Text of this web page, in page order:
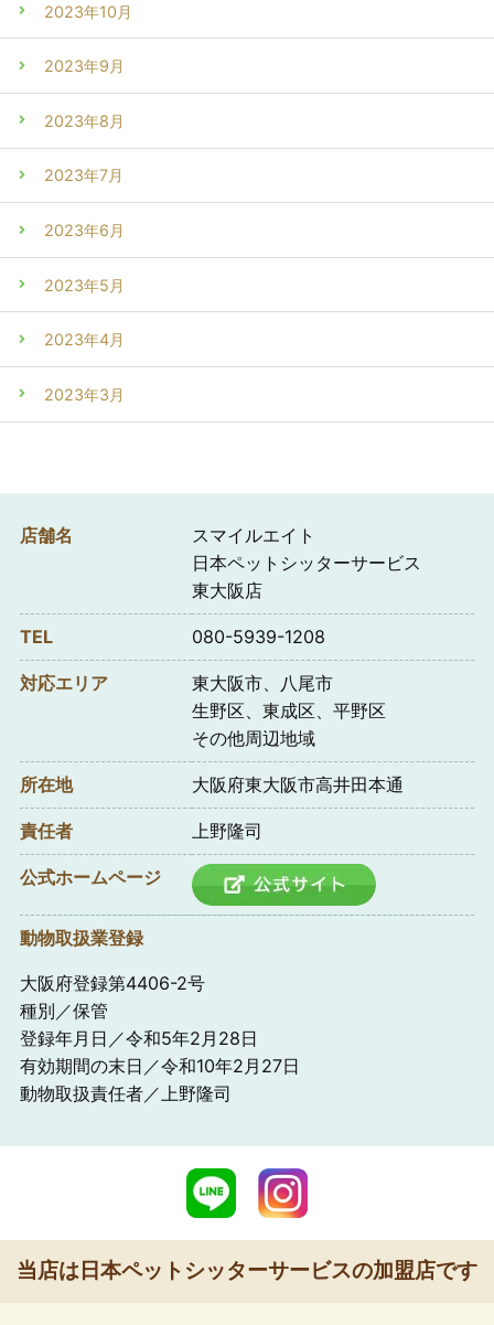
2023年10月
2023年9月
2023年8月
2023年7月
2023年6月
2023年5月
2023年4月
2023年3月
店舗名
スマイルエイト
日本ペットシッターサービス
東大阪店
TEL 080-5939-1208
対応エリア
東大阪市、八尾市
生野区、東成区、平野区
その他周辺地域
所在地 大阪府東大阪市高井田本通
責任者 上野隆司
公式ホームページ
動物取扱業登録
大阪府登録第4406-2号
種別／保管
登録年月日／令和5年2月28日
有効期間の末日／令和10年2月27日
動物取扱責任者／上野隆司
当店は日本ペットシッターサービスの加盟店です